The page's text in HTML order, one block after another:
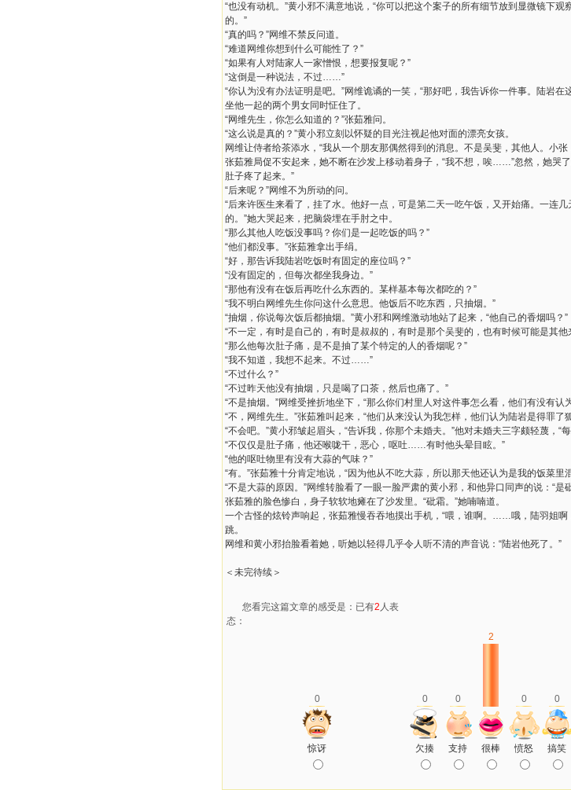
“也没有动机。”黄小邪不满意地说，“你可以把这个案子的所有细节放到显微镜下
的。”
“真的吗？”网维不禁反问道。
“难道网维你想到什么可能性了？”
“如果有人对陆家人一家憎恨，想要报复呢？”
“这倒是一种说法，不过……”
“你认为没有办法证明是吧。”网维诡谲的一笑，“那好吧，我告诉你一件事。陆岩在
坐他一起的两个男女同时怔住了。
“网维先生，你怎么知道的？”张茹雅问。
“这么说是真的？”黄小邪立刻以怀疑的目光注视起他对面的漂亮女孩。
网维让侍者给茶添水，“我从一个朋友那偶然得到的消息。不是吴斐，其他人。小
张茹雅局促不安起来，她不断在沙发上移动着身子，“我不想，唉……”忽然，她哭
肚子疼了起来。”
“后来呢？”网维不为所动的问。
“后来许医生来看了，挂了水。他好一点，可是第二天一吃午饭，又开始痛。一连
的。”她大哭起来，把脑袋埋在手肘之中。
“那么其他人吃饭没事吗？你们是一起吃饭的吗？”
“他们都没事。”张茹雅拿出手绢。
“好，那告诉我陆岩吃饭时有固定的座位吗？”
“没有固定的，但每次都坐我身边。”
“那他有没有在饭后再吃什么东西的。某样基本每次都吃的？”
“我不明白网维先生你问这什么意思。他饭后不吃东西，只抽烟。”
“抽烟，你说每次饭后都抽烟。”黄小邪和网维激动地站了起来，“他自己的香烟吗？”
“不一定，有时是自己的，有时是叔叔的，有时是那个吴斐的，也有时候可能是其他
“那么他每次肚子痛，是不是抽了某个特定的人的香烟呢？”
“我不知道，我想不起来。不过……”
“不过什么？”
“不过昨天他没有抽烟，只是喝了口茶，然后也痛了。”
“不是抽烟。”网维受挫折地坐下，“那么你们村里人对这件事怎么看，他们有没有
“不，网维先生。”张茹雅叫起来，“他们从来没认为我怎样，他们认为陆岩是得罪了
“不会吧。”黄小邪皱起眉头，“告诉我，你那个未婚夫。”他对未婚夫三字颇轻蔑，“
“不仅仅是肚子痛，他还喉咙干，恶心，呕吐……有时他头晕目眩。”
“他的呕吐物里有没有大蒜的气味？”
“有。”张茹雅十分肯定地说，“因为他从不吃大蒜，所以那天他还认为是我的饭菜
“不是大蒜的原因。”网维转脸看了一眼一脸严肃的黄小邪，和他异口同声的说：“是
张茹雅的脸色惨白，身子软软地瘫在了沙发里。“砒霜。”她喃喃道。
一个古怪的炫铃声响起，张茹雅慢吞吞地摸出手机，“喂，谁啊。……哦，陆羽姐
跳。
网维和黄小邪抬脸看着她，听她以轻得几乎令人听不清的声音说：“陆岩他死了。”
＜未完待续＞
您看完这篇文章的感受是：已有2 人表
态：
0 0 0
2
0 0
惊讶 欠揍 支持 很棒 愤怒 搞笑